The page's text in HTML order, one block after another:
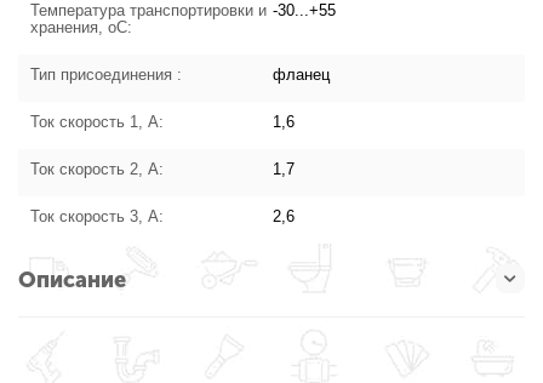
Температура транспортировки и
хранения, oC:
-30...+55
Тип присоединения : фланец
Ток скорость 1, А: 1,6
Ток скорость 2, А: 1,7
Ток скорость 3, А: 2,6
Описание